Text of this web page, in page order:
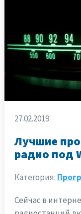
27.02.2019
Лучшие
радио под
Категория:
Сейчас в